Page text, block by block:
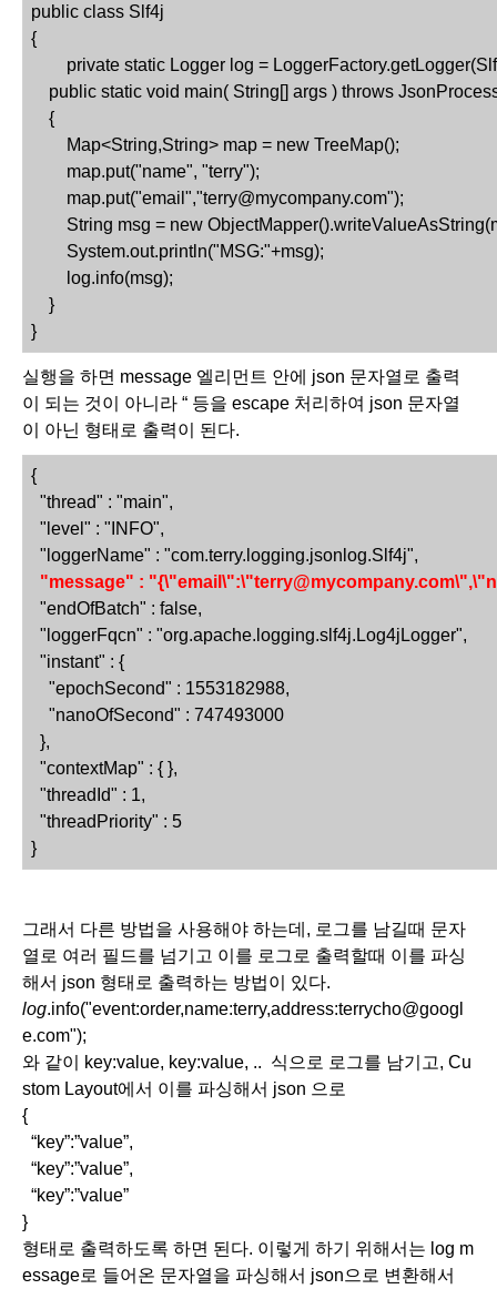
public class Slf4j
{
private static Logger log =
public static void main( String[] args ) throws
{
Map<String,String> map = new TreeMap();
map.put("name", "terry");
map.put("email","terry@mycompany.com");
String msg = new
System.out.println("MSG:"+msg);
log.info(msg);
}
}
실행을 하면 message 엘리먼트 안에 json 문자열로 출력
이 되는 것이 아니라 “ 등을 escape 처리하여 json 문자열
이 아닌 형태로 출력이 된다.
{
"thread" : "main",
"level" : "INFO",
"loggerName" : "com.terry.logging.jsonlog.Slf4j",
"message" :
"endOfBatch" : false,
"loggerFqcn" : "org.apache.logging.slf4j.Log4jLogger",
"instant" : {
"epochSecond" : 1553182988,
"nanoOfSecond" : 747493000
},
"contextMap" : { },
"threadId" : 1,
"threadPriority" : 5
}
그래서 다른 방법을 사용해야 하는데, 로그를 남길때 문자
열로 여러 필드를 넘기고 이를 로그로 출력할때 이를 파싱
해서 json 형태로 출력하는 방법이 있다.
log.info("event:order,name:terry,address:terrycho@googl
e.com");
와 같이 key:value, key:value, ..  식으로 로그를 남기고, Cu
stom Layout에서 이를 파싱해서 json 으로
{
“key”:”value”,
“key”:”value”,
“key”:”value”
}
형태로 출력하도록 하면 된다. 이렇게 하기 위해서는 log m
essage로 들어온 문자열을 파싱해서 json으로 변환해서